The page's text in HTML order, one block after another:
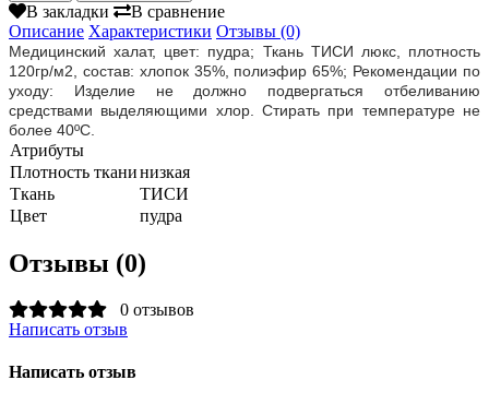
В закладки
В сравнение
Описание Характеристики Отзывы (0)
Медицинский халат, цвет: пудра; Ткань ТИСИ люкс, плотность
120гр/м2, состав: хлопок 35%, полиэфир 65%; Рекомендации по
уходу: Изделие не должно подвергаться отбеливанию
средствами выделяющими хлор. Стирать при температуре не
более 40ºС.
Атрибуты
Плотность тканинизкая
Ткань
ТИСИ
Цвет
пудра
Отзывы (0)
0 отзывов
Написать отзыв
Написать отзыв